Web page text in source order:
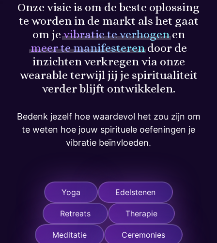
Onze visie is om de beste oplossing
te worden in de markt als het gaat
om jevibratie te verhogenen
meer te manifesterendoor de
inzichten verkregen via onze
wearable terwijl jij je spiritualiteit
verder blijft ontwikkelen.
Bedenk jezelf hoe waardevol het zou zijn om
te weten hoe jouw spirituele oefeningen je
vibratie beïnvloeden.
Yoga Edelstenen
Retreats Therapie
Meditatie Ceremonies